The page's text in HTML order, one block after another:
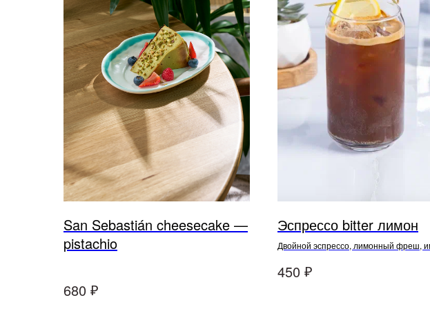
San Sebastián cheesecake —
pistachio
680 ₽
Эспрессо bitter лимон
Двойной эспрессо, лимонный фреш,
450 ₽
© 2025, Все права защищены.
Империя»